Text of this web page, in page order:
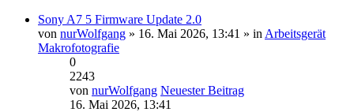
Sony A7 5 Firmware Update 2.0
von nurWolfgang » 16. Mai 2026, 13:41 » in Arbeitsgerät
Makrofotografie
0
2243
von nurWolfgang Neuester Beitrag
16. Mai 2026, 13:41